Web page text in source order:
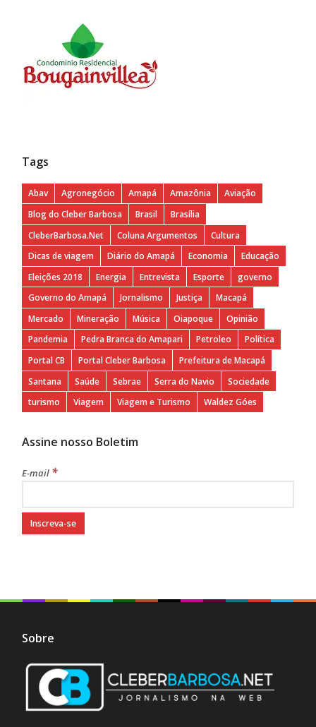
Tags
Abav Agronegócio Amapá Amazônia
Aviação
Blog do Cleber Barbosa
Brasil
Brasília
CleberBarbosa.Net
Coluna Argumentos
Cultura
Dicas de viagem
Diário do Amapá Economia
Educação
Eleições 2018
Energia Entrevista Esporte
governo
Governo do Amapá
Jornalismo Justiça
Macapá
Mercado
Mineração Música Oiapoque
Opinião
Pandemia
Pedra Branca do Amapari Petroleo
Política
Portal CB
Portal Cleber Barbosa
Prefeitura de Macapá
Santana
Saúde Sebrae Serra do Navio
Sociedade
turismo
Viagem Viagem e Turismo Waldez Góes
Assine nosso Boletim
E-mail *
Sobre